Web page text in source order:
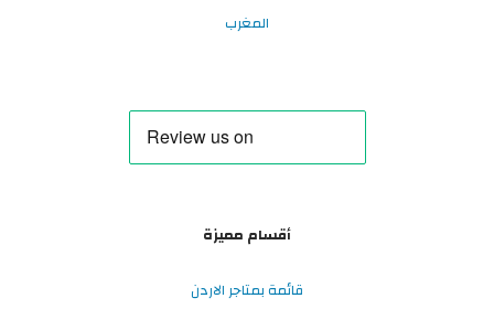
المغرب
أقسام مميزة
قائمة بمتاجر الاردن